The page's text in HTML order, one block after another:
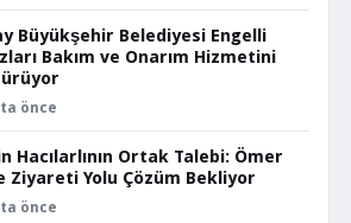
Büyükşehir Belediyesi Engelli
Bakım ve Onarım Hizmetini
önce
Hacılarlının Ortak Talebi: Ömer
Ziyareti Yolu Çözüm Bekliyor
önce